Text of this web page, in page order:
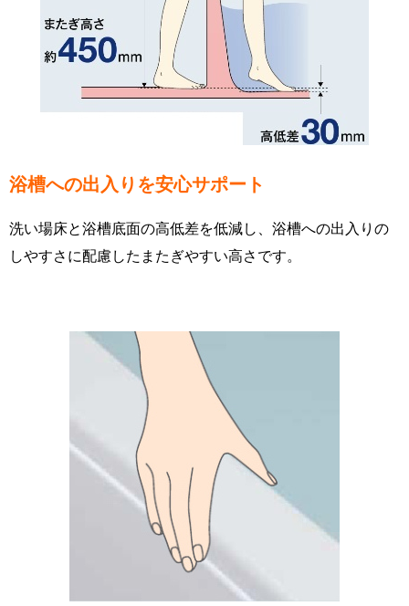
浴槽への出入りを安心サポート
洗い場床と浴槽底面の高低差を低減し、浴槽への出入りの
しやすさに配慮したまたぎやすい高さです。